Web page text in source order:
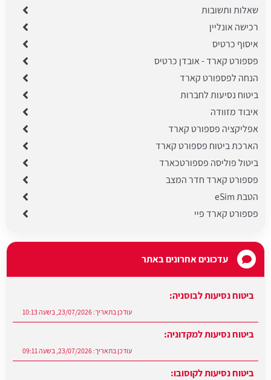
שאלות ותשובות
רכישה אונליין
איסוף כרטיס
פספורט קארד - אובדן כרטיס
הנחה לפספורט קארד
ביטוח נסיעות לחברות
איבוד מזוודה
אפליקציה פספורט קארד
הארכת ביטוח פספורט קארד
ביטול פוליסה פספורטכארד
פספורט קארד חדר המצב
הטבת eSim
פספורט קארד פיי
עדכונים אחרונים באתר
ביטוח נסיעות לבוסניה:
עודכן בתאריך: 23/07/2026, בשעה 10:13
ביטוח נסיעות למקדוניה:
עודכן בתאריך: 23/07/2026, בשעה 09:11
ביטוח נסיעות לקוסובו: